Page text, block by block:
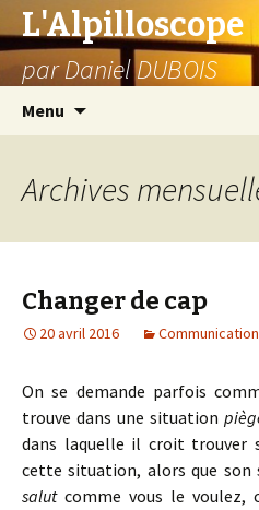
L'Alpilloscope
par Daniel DUBOIS
Menu
Archives
Changer de cap
20 avril 2016 Communication
On se demande parfois
trouve dans une situation
dans laquelle il croit trouver
cette situation, alors que son
salutcomme vous le voulez,